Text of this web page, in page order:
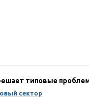
типовые
сектор